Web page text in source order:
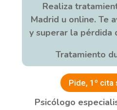
Realiza
Madrid u online. Te
y superar la pérdida
Tratamiento
Pide, 1º cita
Psicólogo